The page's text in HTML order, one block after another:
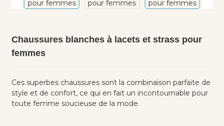
Chaussures blanches à lacets et strass pour
femmes
Ces superbes chaussures sont la combinaison parfaite de
style et de confort, ce qui en fait un incontournable pour
toute femme soucieuse de la mode.